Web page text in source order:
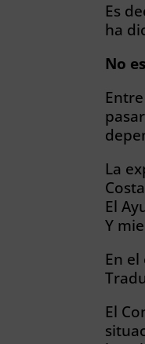
Es
ha
No
La
El
Y
En
El